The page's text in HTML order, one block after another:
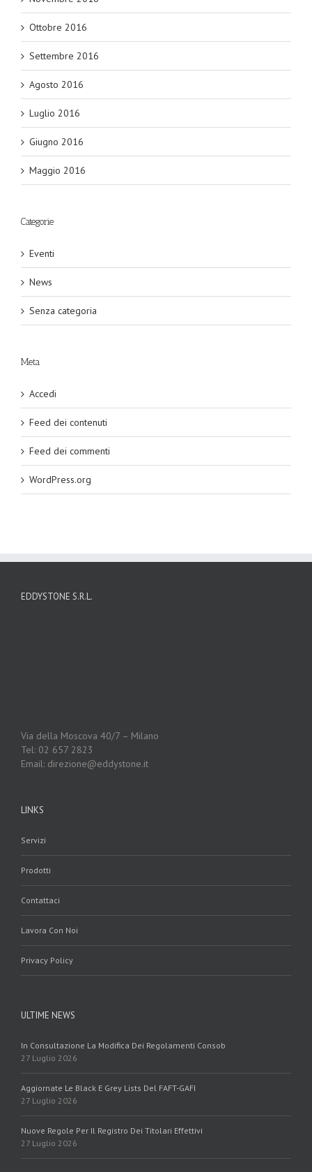
Ottobre 2016
Settembre 2016
Agosto 2016
Luglio 2016
Giugno 2016
Maggio 2016
Categorie
Eventi
News
Senza categoria
Meta
Accedi
Feed dei contenuti
Feed dei commenti
WordPress.org
EDDYSTONE S.R.L.
Via della Moscova 40/7 – Milano
Tel: 02 657 2823
Email: direzione@eddystone.it
LINKS
Servizi
Prodotti
Contattaci
Lavora Con Noi
Privacy Policy
ULTIME NEWS
In Consultazione La Modifica Dei Regolamenti Consob
27 Luglio 2026
Aggiornate Le Black E Grey Lists Del FAFT-GAFI
27 Luglio 2026
Nuove Regole Per Il Registro Dei Titolari Effettivi
27 Luglio 2026